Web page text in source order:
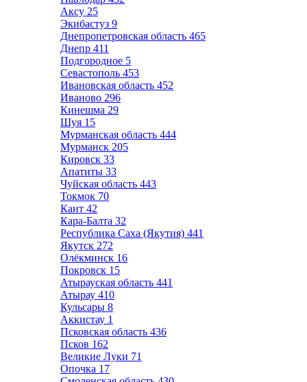
Аксу 25
Экибастуз 9
Днепропетровская область 465
Днепр 411
Подгородное 5
Севастополь 453
Ивановская область 452
Иваново 296
Кинешма 29
Шуя 15
Мурманская область 444
Мурманск 205
Кировск 33
Апатиты 33
Чуйская область 443
Токмок 70
Кант 42
Кара-Балта 32
Республика Саха (Якутия) 441
Якутск 272
Олёкминск 16
Покровск 15
Атырауская область 441
Атырау 410
Кульсары 8
Аккистау 1
Псковская область 436
Псков 162
Великие Луки 71
Опочка 17